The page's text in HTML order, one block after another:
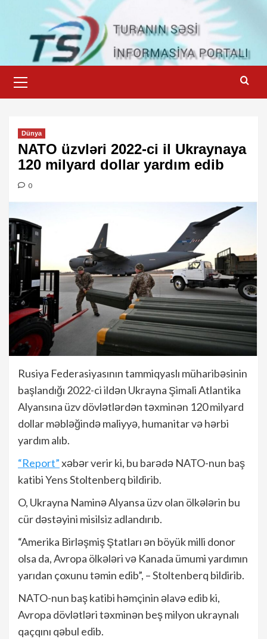
content
Menu
Dünya
NATO üzvləri 2022-ci il Ukraynaya
120 milyard dollar yardım edib
0
Rusiya Federasiyasının tammiqyaslı müharibəsinin
başlandığı 2022-ci ildən Ukrayna Şimali Atlantika
Alyansına üzv dövlətlərdən təxminən 120 milyard
dollar məbləğində maliyyə, humanitar və hərbi
yardım alıb.
“Report”xəbər verir ki, bu barədə NATO-nun baş
katibi Yens Stoltenberq bildirib.
O, Ukrayna Naminə Alyansa üzv olan ölkələrin bu
cür dəstəyini misilsiz adlandırıb.
“Amerika Birləşmiş Ştatları ən böyük milli donor
olsa da, Avropa ölkələri və Kanada ümumi yardımın
yarıdan çoxunu təmin edib”, – Stoltenberq bildirib.
NATO-nun baş katibi həmçinin əlavə edib ki,
Avropa dövlətləri təxminən beş milyon ukraynalı
qaçqını qəbul edib.